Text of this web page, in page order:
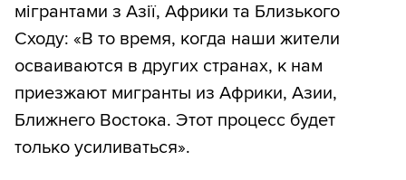
мігрантами з Азії, Африки та Близького
Сходу: «В то время, когда наши жители
осваиваются в других странах, к нам
приезжают мигранты из Африки, Азии,
Ближнего Востока. Этот процесс будет
только усиливаться».